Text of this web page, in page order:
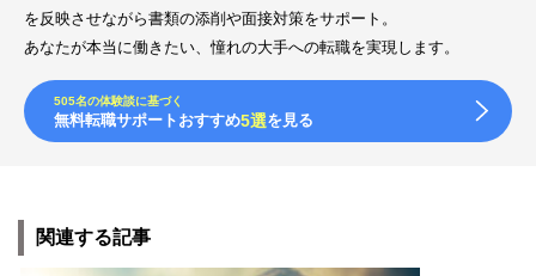
を反映させながら書類の添削や面接対策をサポート。
あなたが本当に働きたい、憧れの大手への転職を実現します。
505名の体験談に基づく
無料転職サポートおすすめ5選を見る
関連する記事